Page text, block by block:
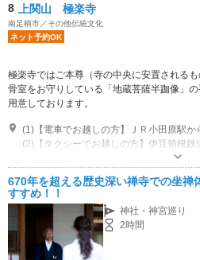
8 上関山 極楽寺
南足柄市／その他伝統文化
ネット予約OK
極楽寺ではご本尊（寺の中央に安置される
骨室をお守りしている「地蔵菩薩半跏像」
用意しております。
拝観時間：9時から16時半 その他：土日
専用駐車場あり（無料）15台
670年を超える歴史深い禅寺での坐禅
すすめ！！
神社・神宮巡り
2時間